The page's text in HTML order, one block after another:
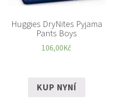
Huggies DryNites Pyjama
Pants Boys
106,00Kč
KUP NYNÍ